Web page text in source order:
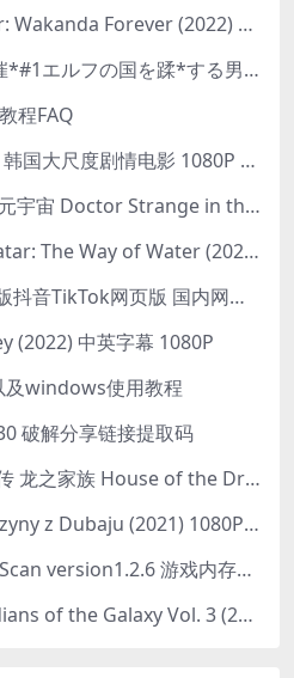
黑豹2 Black Panther: Wakanda Forever (2022) 高清版
OVA巨*エルフ母娘催*#1エルフの国を蹂*する男。汚された女王と姫
程FAQ
B级文件 B컷 (2022) 韩国大尺度剧情电影 1080P 中字
奇异博士2：疯狂多元宇宙 Doctor Strange in the Multiverse of Madness (2022) 高清版1080p
阿凡达：水之道 Avatar: The Way of Water (2022) 1080p 2k 4k 中文字幕
ProxiTok 开源国际版抖音TikTok网页版 国内网络直连
(2022) 中英字幕 1080P
及windows使用教程
破解分享链接提取码
HBO 权力的游戏前传 龙之家族 House of the Dragon (2022) 中字 1080P 更新4集
迪拜的女孩 Dziewczyny z Dubaju (2021) 1080P 中字
IOS 越狱软件iMemScan version1.2.6 游戏内存修改器
银河护卫队3 Guardians of the Galaxy Vol. 3 (2023)4K高清资源1080p只分享精品